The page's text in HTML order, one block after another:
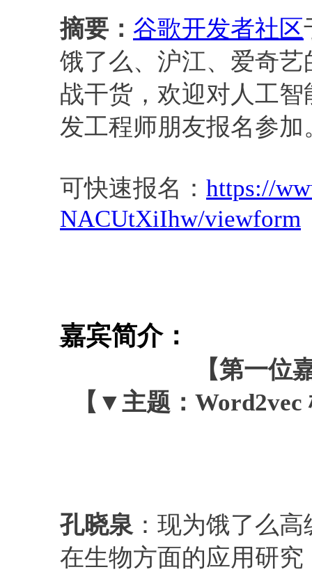
摘要： 谷歌开发者社区
饿了么、沪江、爱奇
战干货，欢迎对人工
发工程师朋友报名参加
可快速报名： https://
NACUtXiIhw/viewform
嘉宾简介：
【第一位
【▼主题：
孔晓泉：现为饿了么
在生物方面的应用研